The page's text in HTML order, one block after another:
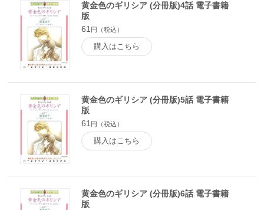
黄金色のギリシア (分冊版)4話 電子書籍
版
61 円（税込）
購入はこちら
黄金色のギリシア (分冊版)5話 電子書籍
版
61 円（税込）
購入はこちら
黄金色のギリシア (分冊版)6話 電子書籍
版